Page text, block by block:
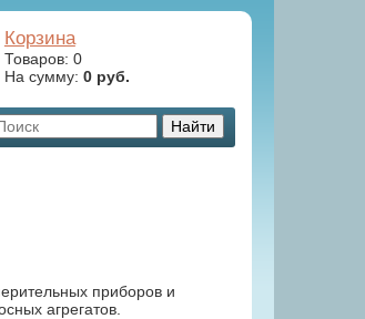
Корзина
Товаров: 0
На сумму: 0 руб.
приборов и
агрегатов.